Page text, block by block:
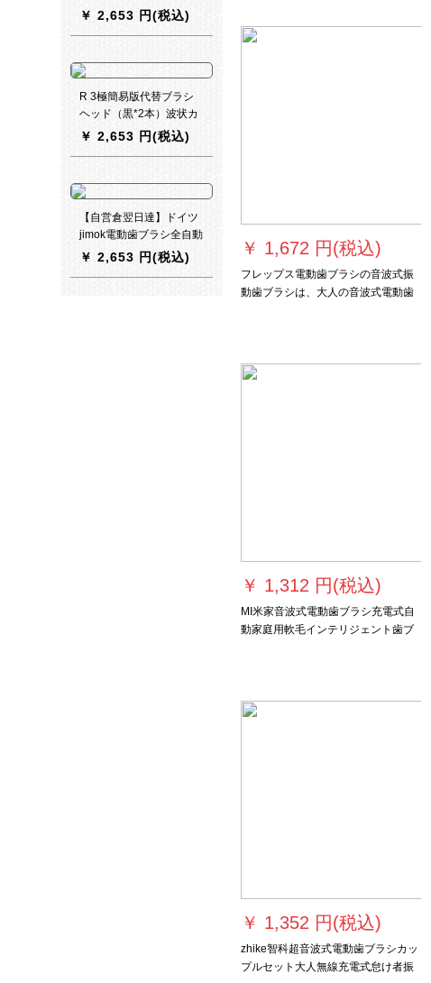
￥ 1,672 円(税込)
フレップス電動歯ブラシの音波式振
動歯ブラシは、大人の音波式電動歯
￥ 1,312 円(税込)
MI米家音波式電動歯ブラシ充電式自
動家庭用軟毛インテリジェント歯ブ
￥ 1,352 円(税込)
zhike智科超音波式電動歯ブラシカッ
プルセット大人無線充電式怠け者振
ル男女家庭用知能防水振
￥ 2,653 円(税込)
R 3極簡易版代替ブラシ
ヘッド（黒*2本）波状カ
ッティングWタイプブラ
￥ 2,653 円(税込)
【自営倉翌日達】ドイツ
jimok電動歯ブラシ全自動
充電式美白男女士成人超
￥ 2,653 円(税込)